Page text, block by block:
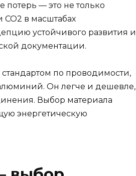
— это не только
в масштабах
устойчивого развития и
документации.
стандартом по проводимости,
алюминий. Он легче и дешевле,
Выбор материала
энергетическую